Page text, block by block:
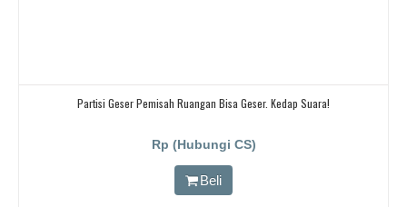
Partisi Geser Pemisah Ruangan Bisa Geser. Kedap Suara!
Rp (Hubungi CS)
Beli